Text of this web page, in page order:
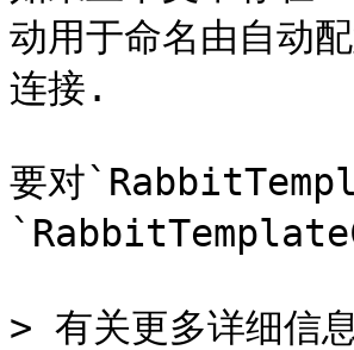
动用于命名由自
连接.
要对
> 有关更多详细信